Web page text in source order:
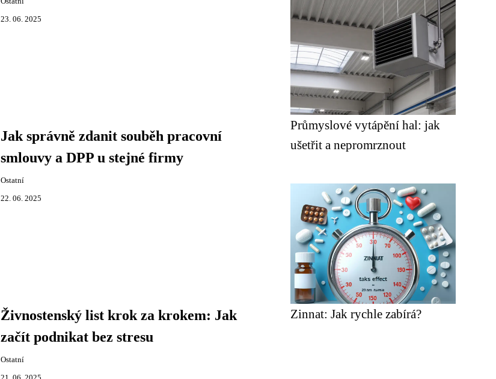
23. 06. 2025
Jak správně zdanit souběh pracovní
smlouvy a DPP u stejné firmy
Ostatní
22. 06. 2025
Živnostenský list krok za krokem: Jak
začít podnikat bez stresu
Ostatní
Průmyslové vytápění hal: jak
ušetřit a nepromrznout
Zinnat: Jak rychle zabírá?